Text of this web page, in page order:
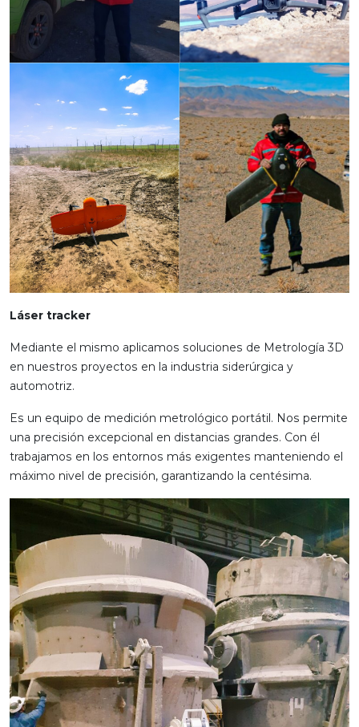
Láser tracker
Mediante el mismo aplicamos soluciones de Metrología 3D
en nuestros proyectos en la industria siderúrgica y
automotriz.
Es un equipo de medición metrológico portátil. Nos permite
una precisión excepcional en distancias grandes. Con él
trabajamos en los entornos más exigentes manteniendo el
máximo nivel de precisión, garantizando la centésima.